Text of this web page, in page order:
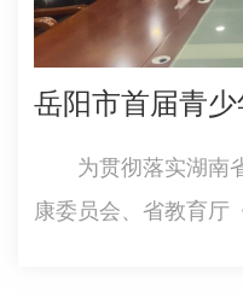
为贯彻落实湖南省
康委员会、省教育厅